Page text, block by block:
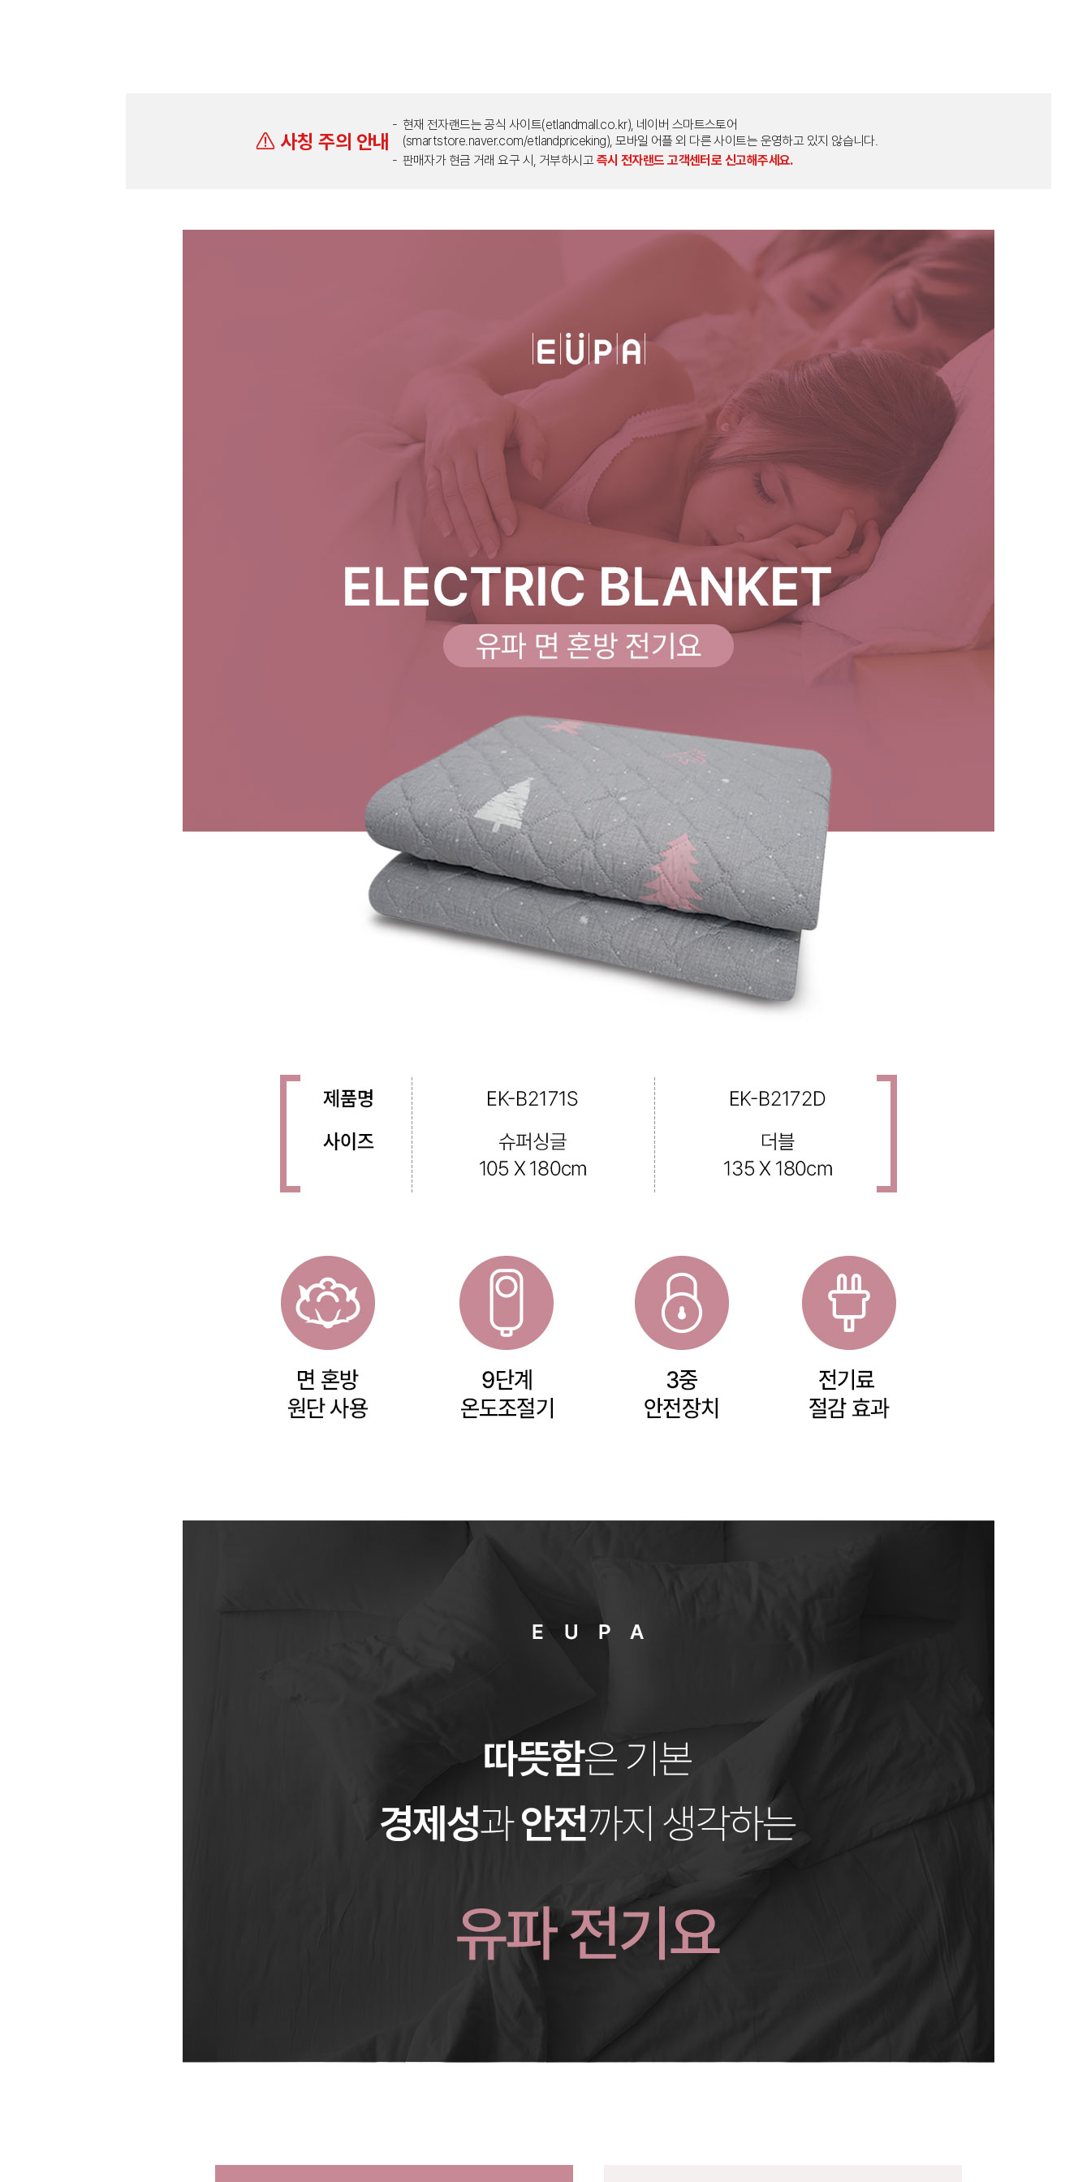
사칭 주의 안내
현재 전자랜드는 공식 사이트(etlandmall.co.kr), 네이버 스마트스토어
(smartstore.naver.com/etlandpriceking), 모바일 어플 외 다른 사이트는 운영하고 있지 않습니다.
판매자가 현금 거래 요구 시, 거부하시고 즉시 전자랜드 고객센터로 신고해주세요.